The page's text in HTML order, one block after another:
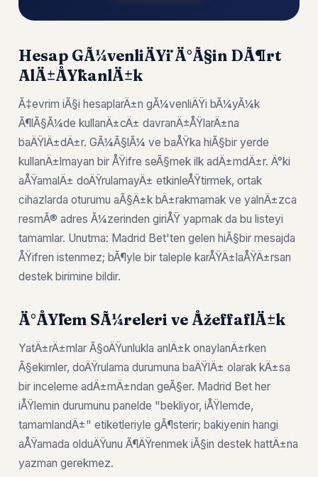
Hesap GÃ¼venliÄŸi Ä°Ã§in DÃ¶rt
AlÄ±ÅŸkanlÄ±k
Ã‡evrim iÃ§i hesaplarÄ±n gÃ¼venliÄŸi bÃ¼yÃ¼k
Ã¶lÃ§Ã¼de kullanÄ±cÄ± davranÄ±ÅŸlarÄ±na
baÄŸlÄ±dÄ±r. GÃ¼Ã§lÃ¼ ve baÅŸka hiÃ§bir yerde
kullanÄ±lmayan bir ÅŸifre seÃ§mek ilk adÄ±mdÄ±r. Ä°ki
aÅŸamalÄ± doÄŸrulamayÄ± etkinleÅŸtirmek, ortak
cihazlarda oturumu aÃ§Ä±k bÄ±rakmamak ve yalnÄ±zca
resmÃ® adres Ã¼zerinden giriÅŸ yapmak da bu listeyi
tamamlar. Unutma: Madrid Bet'ten gelen hiÃ§bir mesajda
ÅŸifren istenmez; bÃ¶yle bir taleple karÅŸÄ±laÅŸÄ±rsan
destek birimine bildir.
Ä°ÅŸlem SÃ¼releri ve ÅžeffaflÄ±k
YatÄ±rÄ±mlar Ã§oÄŸunlukla anlÄ±k onaylanÄ±rken
Ã§ekimler, doÄŸrulama durumuna baÄŸlÄ± olarak kÄ±sa
bir inceleme adÄ±mÄ±ndan geÃ§er. Madrid Bet her
iÅŸlemin durumunu panelde "bekliyor, iÅŸlemde,
tamamlandÄ±" etiketleriyle gÃ¶sterir; bakiyenin hangi
aÅŸamada olduÄŸunu Ã¶ÄŸrenmek iÃ§in destek hattÄ±na
yazman gerekmez.